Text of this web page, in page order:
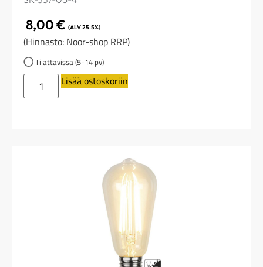
8,00€ (ALV 25.5%)
(Hinnasto: Noor-shop RRP)
Tilattavissa (5-14 pv)
Lisää ostoskoriin